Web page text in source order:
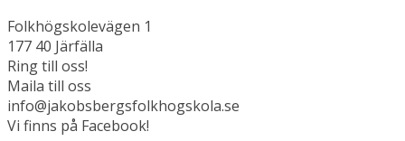
Folkhögskolevägen 1
177 40 Järfälla
Ring till oss!
Maila till oss
info@jakobsbergsfolkhogskola.se
Vi finns på Facebook!